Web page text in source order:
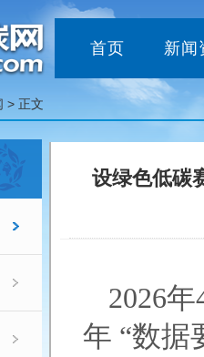
首页 新闻
> 正文
设绿色低碳
2026
年 “数据